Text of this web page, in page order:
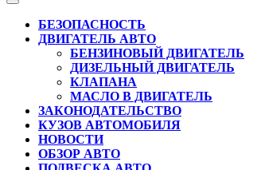
Кнопка
ОткрытьБЕЗОПАСНОСТЬ
ДВИГАТЕЛЬ АВТО
БЕНЗИНОВЫЙ ДВИГАТЕЛЬ
ДИЗЕЛЬНЫЙ ДВИГАТЕЛЬ
КЛАПАНА
МАСЛО В ДВИГАТЕЛЬ
ЗАКОНОДАТЕЛЬСТВО
КУЗОВ АВТОМОБИЛЯ
НОВОСТИ
ОБЗОР АВТО